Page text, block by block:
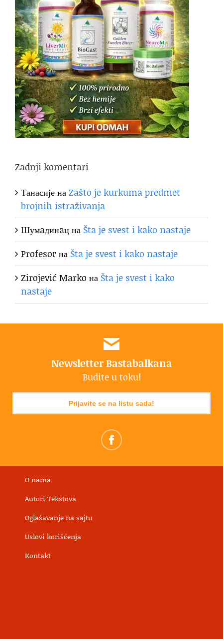
Zadnji komentari
ТанасијенаZašto je kurkuma predmet
brojnih istraživanja
Шумaдинaцна Šta je svest i kako nastaje
Profesorна Šta je svest i kako nastaje
Zirojević Marko на Šta je svest i kako
nastaje
Newsletter Bastabalkana
Budite u toku!
Prijavite se na listu sada!
O nama
Autori Tekstova
Oglašavanje na sajtu
Uslovi korišćenja
Kontakt